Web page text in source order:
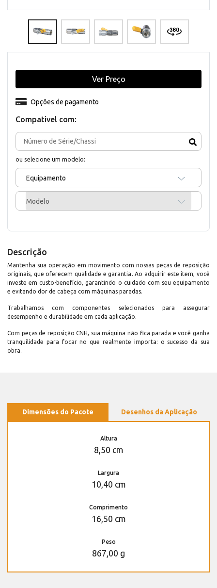
Compativel com:
ou selecione um modelo:
Equipamento
Modelo
Opções de pagamento
Ver Preço
Descrição
Mantenha sua operação em movimento com nossas peças de reposição
originais, que oferecem qualidade e garantia. Ao adquirir este item, você
investe em custo-benefício, garantindo o cuidado com seu equipamento
e evitando dor de cabeça com máquinas paradas.
Trabalhamos com componentes selecionados para assegurar
desempenho e durabilidade em cada aplicação.
Com peças de reposição CNH, sua máquina não fica parada e você ganha
tranquilidade para focar no que realmente importa: o sucesso da sua
obra.
Dimensões do Pacote Desenhos da Aplicação
Altura
8,50 cm
Largura
10,40 cm
Comprimento
16,50 cm
Peso
867,00 g